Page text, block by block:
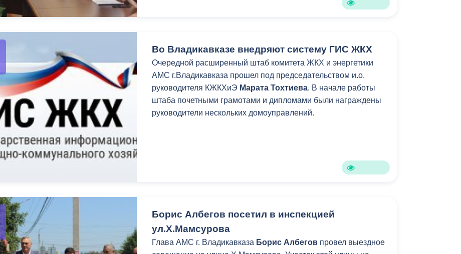
Во Владикавказе внедряют систему ГИС ЖКХ
Очередной расширенный штаб комитета ЖКХ и энергетики
АМС г.Владикавказа прошел под председательством и.о.
руководителя КЖКХиЭ Марата Тохтиева. В начале работы
штаба почетными грамотами и дипломами были награждены
руководители нескольких домоуправлений.
Борис Албегов посетил в инспекцией
ул.Х.Мамсурова
Глава АМС г. Владикавказа Борис Албегов провел выездное